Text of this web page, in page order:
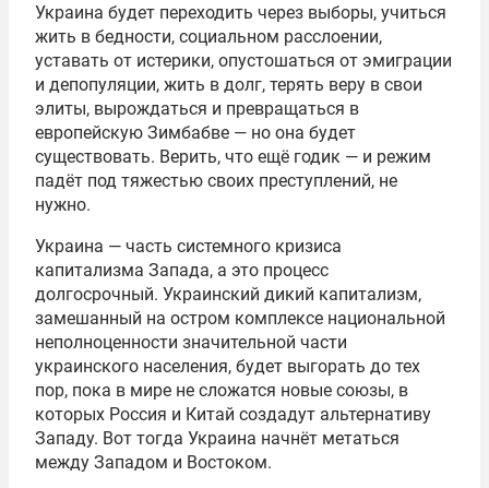
Украина будет переходить через выборы, учиться
жить в бедности, социальном расслоении,
уставать от истерики, опустошаться от эмиграции
и депопуляции, жить в долг, терять веру в свои
элиты, вырождаться и превращаться в
европейскую Зимбабве — но она будет
существовать. Верить, что ещё годик — и режим
падёт под тяжестью своих преступлений, не
нужно.
Украина — часть системного кризиса
капитализма Запада, а это процесс
долгосрочный. Украинский дикий капитализм,
замешанный на остром комплексе национальной
неполноценности значительной части
украинского населения, будет выгорать до тех
пор, пока в мире не сложатся новые союзы, в
которых Россия и Китай создадут альтернативу
Западу. Вот тогда Украина начнёт метаться
между Западом и Востоком.